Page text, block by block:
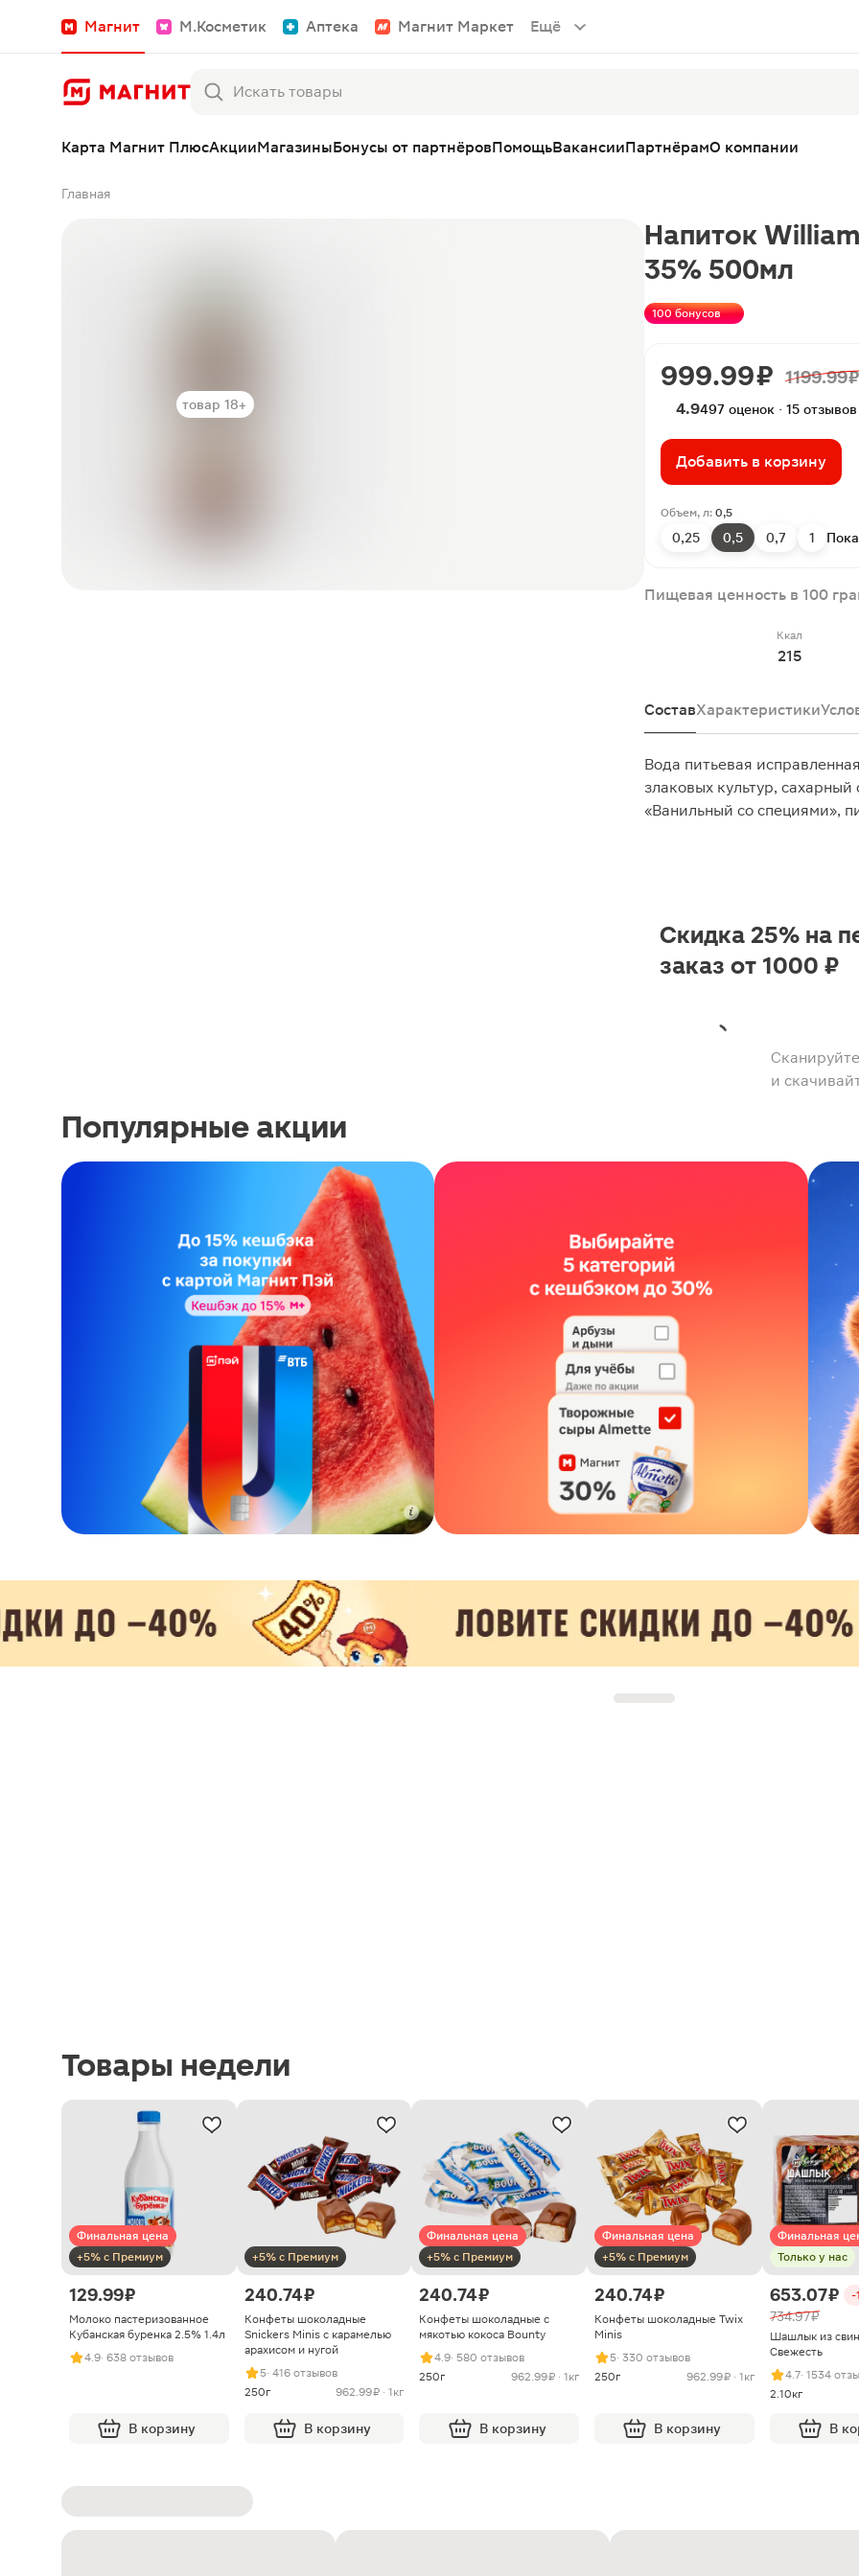
Магнит М.Косметик Аптека Магнит Маркет Ещё
Карта Магнит ПлюсАкцииМагазиныБонусы от партнёровПомощьВакансииПартнёрамО компании
Главная
товар 18+
100 бонусов
Напиток
35% 500мл
999.99 ₽ 1199.99 ₽
4.9497 оценок · 15 отзывов
Добавить в корзину
Объем, л: 0,5
0,25 0,5 0,7 1
Пищевая ценность в 100
Ккал
215
СоставХарактеристики
Вода питьевая
злаковых культур,
«Ванильный со специями»,
и
Скидка 25% на
заказ от 1000 ₽
Популярные акции
Товары недели
Финальная цена
+5% с Премиум
129.99 ₽
Молоко пастеризованное
Кубанская буренка 2.5% 1.4л
4.9· 638 отзывов
В корзину
+5% с Премиум
240.74 ₽
Конфеты шоколадные
Snickers Minis с карамелью
арахисом и нугой
5· 416 отзывов
250г
962.99 ₽ · 1кг
В корзину
Финальная цена
+5% с Премиум
240.74 ₽
Конфеты шоколадные с
мякотью кокоса Bounty
4.9· 580 отзывов
250г
962.99 ₽ · 1кг
В корзину
Финальная цена
+5% с Премиум
240.74 ₽
Конфеты шоколадные Twix
Minis
5· 330 отзывов
250г
962.99 ₽ · 1кг
В корзину
Финальная
Только у нас
653.07 ₽ -
734.97 ₽
Шашлык из
Свежесть
4.7· 1534
2.10кг
В